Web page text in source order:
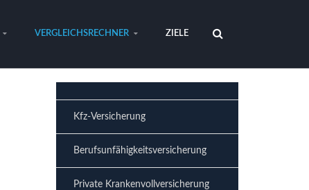
VERGLEICHSRECHNER ZIELE
Kfz-Versicherung
Berufsunfähigkeitsversicherung
Private Krankenvollversicherung